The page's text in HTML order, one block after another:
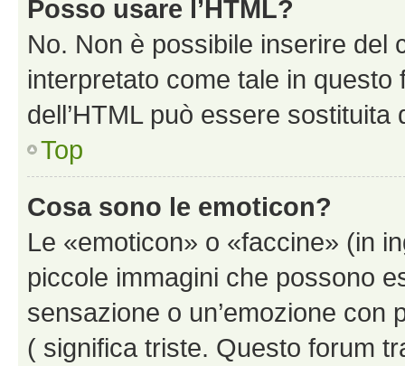
Posso usare l’HTML?
No. Non è possibile inserire del
interpretato come tale in
dell’HTML può essere sostituita
Top
Cosa sono le emoticon?
Le «emoticon» o «faccine» (in
piccole immagini che possono
sensazione o un’emozione
( significa triste. Questo forum